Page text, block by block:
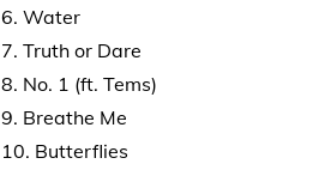
6. Water
7. Truth or Dare
8. No. 1 (ft. Tems)
9. Breathe Me
10. Butterflies